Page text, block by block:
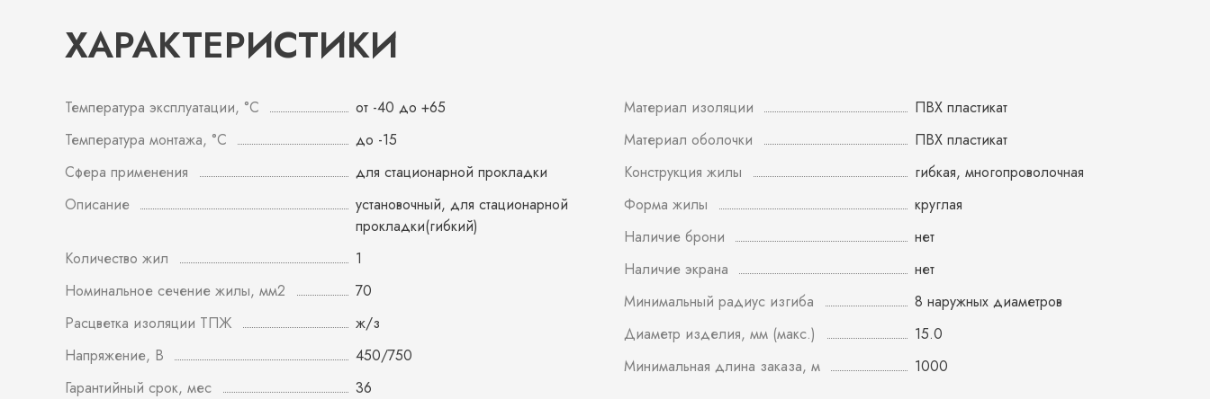
ХАРАКТЕРИСТИКИ
Температура эксплуатации, °С
от -40 до +65
Температура монтажа, °С
до -15
Сфера применения
для стационарной прокладки
Описание
установочный, для стационарной
прокладки(гибкий)
Количество жил
1
Номинальное сечение жилы, мм2
70
Расцветка изоляции ТПЖ
ж/з
Напряжение, В
450/750
Гарантийный срок, мес
36
Материал изоляции
ПВХ пластикат
Материал оболочки
ПВХ пластикат
Конструкция жилы
гибкая, многопроволочная
Форма жилы
круглая
Наличие брони
нет
Наличие экрана
нет
Минимальный радиус изгиба
8 наружных диаметров
Диаметр изделия, мм (макс.)
15.0
Минимальная длина заказа, м
1000